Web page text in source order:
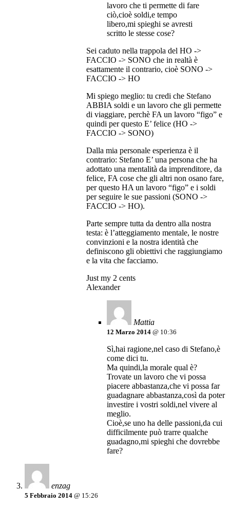
lavoro che ti permette di fare
ciò,cioè soldi,e tempo
libero,mi spieghi se avresti
scritto le stesse cose?
Sei caduto nella trappola del HO ->
FACCIO -> SONO che in realtà è
esattamente il contrario, cioè SONO ->
FACCIO -> HO
Mi spiego meglio: tu credi che Stefano
ABBIA soldi e un lavoro che gli permette
di viaggiare, perchè FA un lavoro “figo” e
quindi per questo E’ felice (HO ->
FACCIO -> SONO)
Dalla mia personale esperienza è il
contrario: Stefano E’ una persona che ha
adottato una mentalità da imprenditore, da
felice, FA cose che gli altri non osano fare,
per questo HA un lavoro “figo” e i soldi
per seguire le sue passioni (SONO ->
FACCIO -> HO).
Parte sempre tutta da dentro alla nostra
testa: è l’atteggiamento mentale, le nostre
convinzioni e la nostra identità che
definiscono gli obiettivi che raggiungiamo
e la vita che facciamo.
Just my 2 cents
Alexander
Mattia
12 Marzo 2014 @ 10:36
Sì,hai ragione,nel caso di Stefano,è
come dici tu.
Ma quindi,la morale qual è?
Trovate un lavoro che vi possa
piacere abbastanza,che vi possa far
guadagnare abbastanza,così da poter
investire i vostri soldi,nel vivere al
meglio.
Cioè,se uno ha delle passioni,da cui
difficilmente può trarre qualche
guadagno,mi spieghi che dovrebbe
fare?
enzag
5 Febbraio 2014 @ 15:26